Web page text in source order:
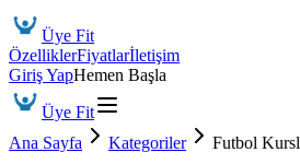
Üye Fit
ÖzelliklerFiyatlarİletişim
Giriş YapHemen Başla
Üye Fit
Ana Sayfa
Kategoriler Futbol